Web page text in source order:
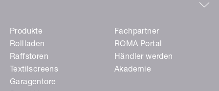
Produkte
Rollladen
Raffstoren
Textilscreens
Garagentore
Fachpartner
ROMA Portal
Händler werden
Akademie